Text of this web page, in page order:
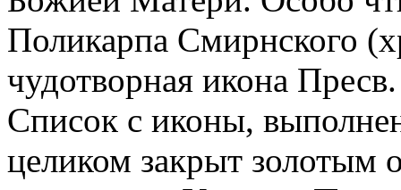
Поликарпа Смирнского
чудотворная икона
Список с иконы,
целиком закрыт золотым